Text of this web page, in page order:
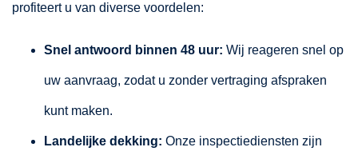
profiteert u van diverse voordelen:
Snel antwoord binnen 48 uur: Wij reageren snel op
uw aanvraag, zodat u zonder vertraging afspraken
kunt maken.
Landelijke dekking: Onze inspectiediensten zijn